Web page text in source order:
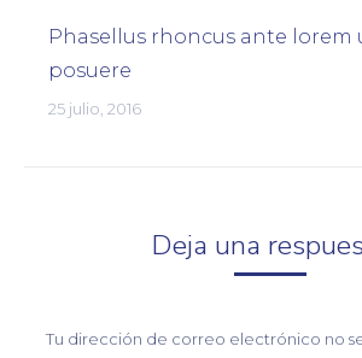
Phasellus rhoncus ante lorem
posuere
25 julio, 2016
Deja una
Tu dirección de correo electrónico no